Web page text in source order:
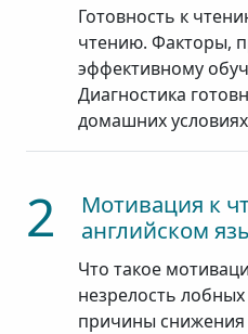
Готовность к
чтению. Факторы,
эффективному
Диагностика
домашних
2
Мотивация к
английском
Что такое
незрелость
причины